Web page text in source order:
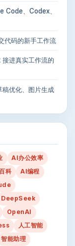
Code、Codex、
代码的新手工作流
进真实工作流的
优化、图片生成
AI办公效率
科
AI编程
DeepSeek
OpenAI
人工智能
智能助理